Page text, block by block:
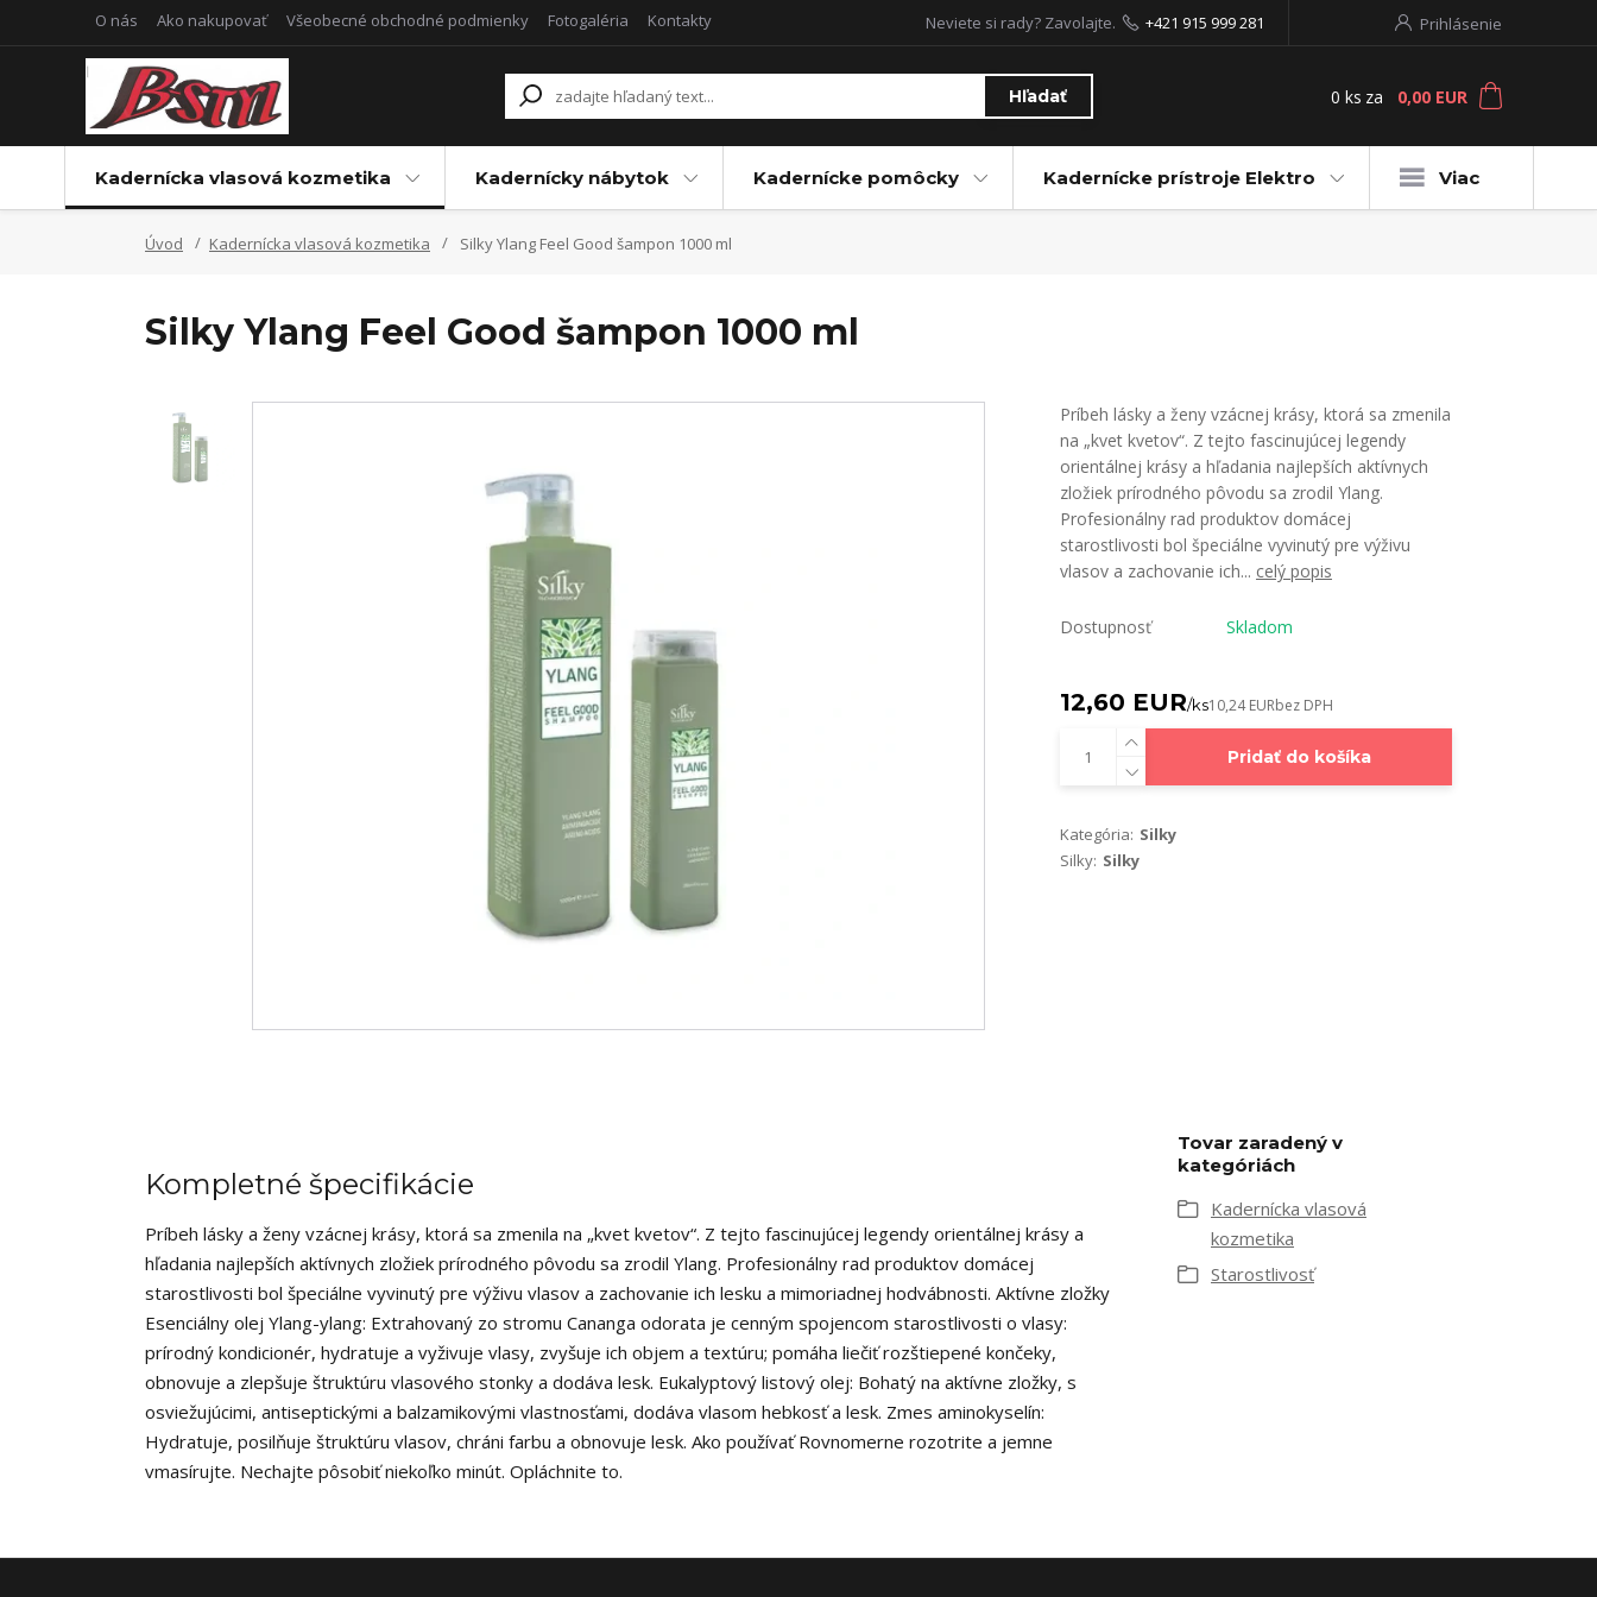
O nás Ako nakupovať Všeobecné obchodné podmienky Fotogaléria Kontakty Prihlásenie
Hľadať
Neviete si rady? Zavolajte. +421 915 999 281
0 ks za 0,00 EUR
Kadernícka vlasová kozmetika Kadernícky nábytok Kadernícke pomôcky Kadernícke prístroje Elektro Viac
Úvod Kadernícka vlasová kozmetika Silky Ylang Feel Good šampon 1000 ml
Silky Ylang Feel Good šampon 1000 ml
Príbeh lásky a ženy vzácnej krásy, ktorá sa zmenila
na „kvet kvetov“. Z tejto fascinujúcej legendy
orientálnej krásy a hľadania najlepších aktívnych
zložiek prírodného pôvodu sa zrodil Ylang.
Profesionálny rad produktov domácej
starostlivosti bol špeciálne vyvinutý pre výživu
vlasov a zachovanie ich... celý popis
Dostupnosť Skladom
12,60 EUR/ks10,24 EURbez DPH
Pridať do košíka
Kategória: Silky
Silky: Silky
Kompletné špecifikácie
Príbeh lásky a ženy vzácnej krásy, ktorá sa zmenila na „kvet kvetov“. Z tejto fascinujúcej legendy orientálnej krásy a
hľadania najlepších aktívnych zložiek prírodného pôvodu sa zrodil Ylang. Profesionálny rad produktov domácej
starostlivosti bol špeciálne vyvinutý pre výživu vlasov a zachovanie ich lesku a mimoriadnej hodvábnosti. Aktívne zložky
Esenciálny olej Ylang-ylang: Extrahovaný zo stromu Cananga odorata je cenným spojencom starostlivosti o vlasy:
prírodný kondicionér, hydratuje a vyživuje vlasy, zvyšuje ich objem a textúru; pomáha liečiť rozštiepené končeky,
obnovuje a zlepšuje štruktúru vlasového stonky a dodáva lesk. Eukalyptový listový olej: Bohatý na aktívne zložky, s
osviežujúcimi, antiseptickými a balzamikovými vlastnosťami, dodáva vlasom hebkosť a lesk. Zmes aminokyselín:
Hydratuje, posilňuje štruktúru vlasov, chráni farbu a obnovuje lesk. Ako používať Rovnomerne rozotrite a jemne
vmasírujte. Nechajte pôsobiť niekoľko minút. Opláchnite to.
Tovar zaradený v
kategóriách
Kadernícka vlasová
kozmetika
Starostlivosť